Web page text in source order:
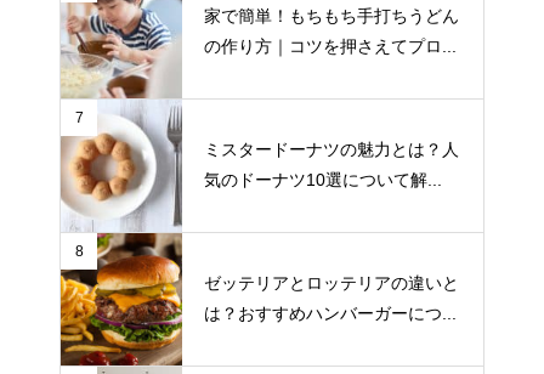
家で簡単！もちもち手打ちうどん
の作り方｜コツを押さえてプロ...
7
ミスタードーナツの魅力とは？人
気のドーナツ10選について解...
8
ゼッテリアとロッテリアの違いと
は？おすすめハンバーガーにつ...